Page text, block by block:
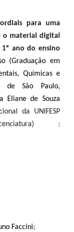
para uma
o material digital
ano do ensino
(Graduação em
Químicas e
de São Paulo,
Eliane de Souza
da UNIFESP
:
Faccini;